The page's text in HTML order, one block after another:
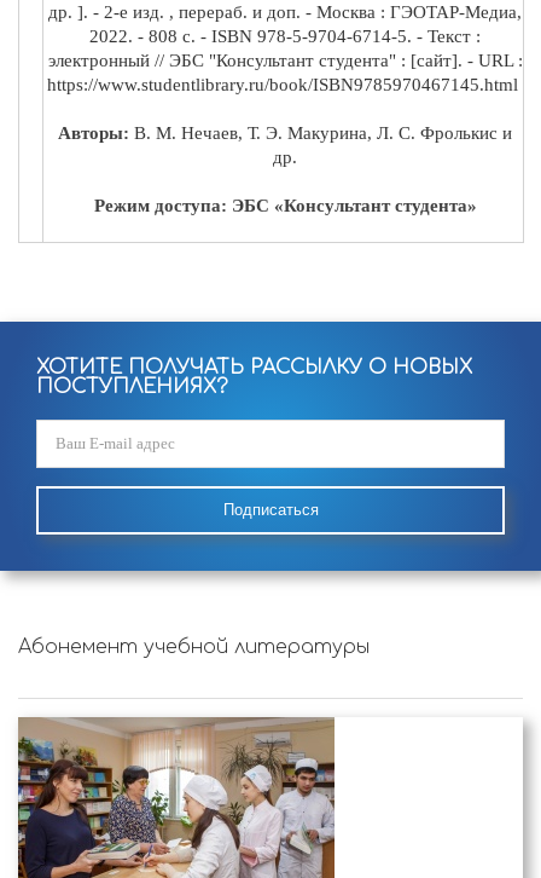
др. ]. - 2-е изд. , перераб. и доп. - Москва : ГЭОТАР-Медиа,
2022. - 808 с. - ISBN 978-5-9704-6714-5. - Текст :
электронный // ЭБС "Консультант студента" : [сайт]. - URL :
https://www.studentlibrary.ru/book/ISBN9785970467145.html
Авторы: В. М. Нечаев, Т. Э. Макурина, Л. С. Фролькис и
др.
Режим доступа: ЭБС «Консультант студента»
ХОТИТЕ ПОЛУЧАТЬ РАССЫЛКУ О НОВЫХ
ПОСТУПЛЕНИЯХ?
Подписаться
Абонемент учебной литературы